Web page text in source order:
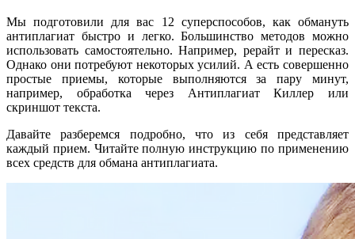
Мы подготовили для вас 12 суперспособов, как обмануть
антиплагиат быстро и легко. Большинство методов можно
использовать самостоятельно. Например, рерайт и пересказ.
Однако они потребуют некоторых усилий. А есть совершенно
простые приемы, которые выполняются за пару минут,
например, обработка через Антиплагиат Киллер или
скриншот текста.
Давайте разберемся подробно, что из себя представляет
каждый прием. Читайте полную инструкцию по применению
всех средств для обмана антиплагиата.